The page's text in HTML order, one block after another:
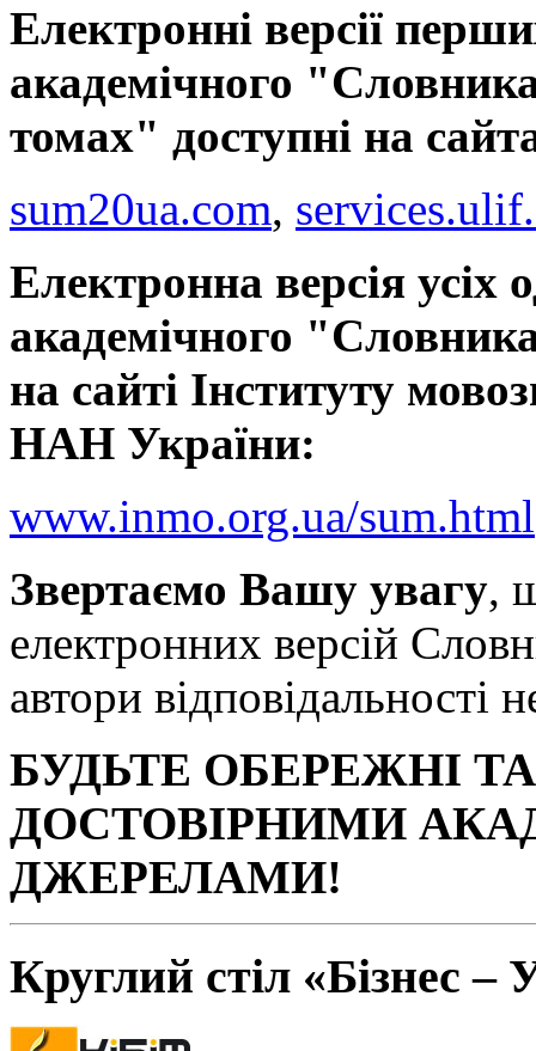
Електронні версії
академічного
томах" доступні на
sum20ua.com,
Електронна версія усіх
академічного
на сайті Інституту
НАН України:
www.inmo.org.ua/sum.html
Звертаємо Вашу увагу,
електронних версій
автори відповідальності
БУДЬТЕ ОБЕРЕЖНІ
ДОСТОВІРНИМИ
ДЖЕРЕЛАМИ!
Круглий стіл «Бізнес –